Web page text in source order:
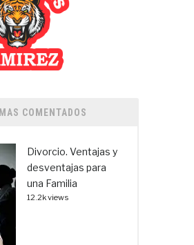
MAS COMENTADOS
Divorcio. Ventajas y
desventajas para
una Familia
12.2k views